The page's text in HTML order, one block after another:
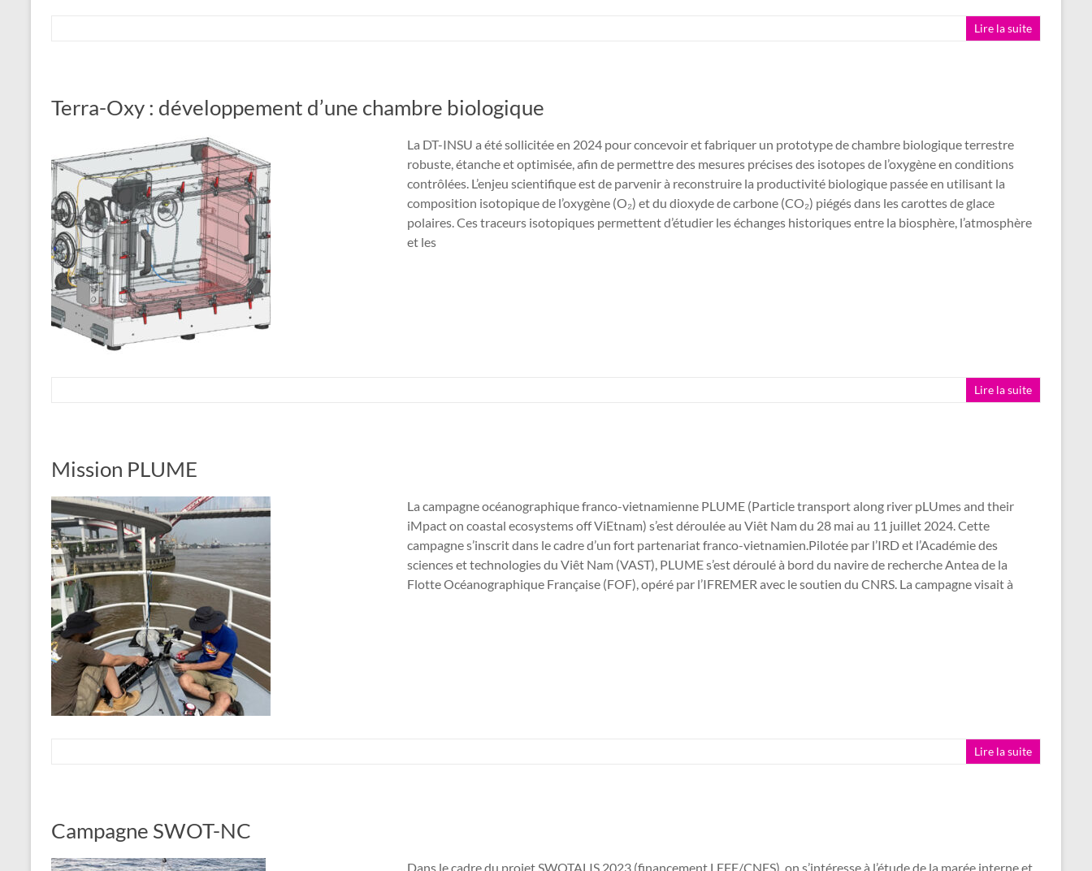
Lire la suite
Terra-Oxy : développement d’une chambre biologique
La DT-INSU a été sollicitée en 2024 pour concevoir et fabriquer un prototype de chambre biologique terrestre
robuste, étanche et optimisée, afin de permettre des mesures précises des isotopes de l’oxygène en conditions
contrôlées. L’enjeu scientifique est de parvenir à reconstruire la productivité biologique passée en utilisant la
composition isotopique de l’oxygène (O₂) et du dioxyde de carbone (CO₂) piégés dans les carottes de glace
polaires. Ces traceurs isotopiques permettent d’étudier les échanges historiques entre la biosphère, l’atmosphère
et les
Lire la suite
Mission PLUME
La campagne océanographique franco-vietnamienne PLUME (Particle transport along river pLUmes and their
iMpact on coastal ecosystems off ViEtnam) s’est déroulée au Viêt Nam du 28 mai au 11 juillet 2024. Cette
campagne s’inscrit dans le cadre d’un fort partenariat franco-vietnamien.Pilotée par l’IRD et l’Académie des
sciences et technologies du Viêt Nam (VAST), PLUME s’est déroulé à bord du navire de recherche Antea de la
Flotte Océanographique Française (FOF), opéré par l’IFREMER avec le soutien du CNRS. La campagne visait à
Lire la suite
Campagne SWOT-NC
Dans le cadre du projet SWOTALIS 2023 (financement LEFE/CNES), on s’intéresse à l’étude de la marée interne et